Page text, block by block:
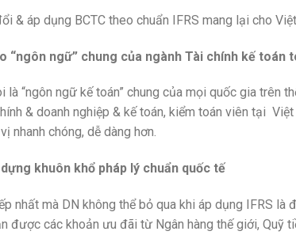
& áp dụng BCTC theo chuẩn IFRS mang lại cho
“ngôn ngữ” chung của ngành Tài chính kế toán
là “ngôn ngữ kế toán” chung của mọi quốc gia trên
& doanh nghiệp & kế toán, kiểm toán viên tại
nhanh chóng, dễ dàng hơn.
khuôn khổ pháp lý chuẩn quốc tế
nhất mà DN không thể bỏ qua khi áp dụng IFRS
được các khoản ưu đãi từ Ngân hàng thế giới, Quỹ